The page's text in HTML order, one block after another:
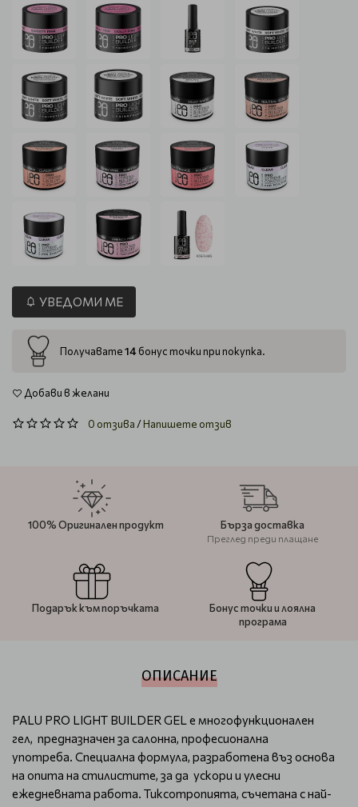
УВЕДОМИ МЕ
Получавате14бонус точки при покупка.
Добави в желани
0 отзива/Напишете отзив
100% Оригинален продукт Бърза доставка
Преглед преди плащане
Подарък към поръчката
Бонус точки и лоялна
програма
ОПИСАНИЕ
PALU PRO LIGHT BUILDER GEL е многофункционален
гел, предназначен за салонна, професионална
употреба. Специална формула, разработена въз основа
на опита на стилистите, за да ускори и улесни
ежедневната работа. Тиксотропията, съчетана с най-